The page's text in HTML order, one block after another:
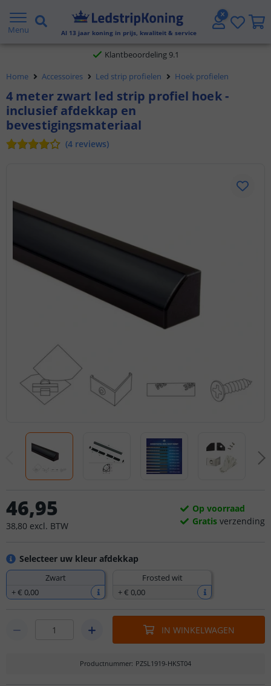
Menu Al 13 jaar koning in prijs, kwaliteit & service
Gratis verzending vanaf € 20,- NL en BE
Klantbeoordeling 9.1
Voor 23:45 uur besteld,morgen in huis
Home Accessoires Led strip profielen Hoek profielen
4 meter zwart led strip profiel hoek -
inclusief afdekkap en
bevestigingsmateriaal
(4 reviews)
Selecteer uw kleur afdekkap
Zwart
+€ 0,00
Frosted wit
+€ 0,00
46,95
38,80 excl. BTW
Op voorraad
Gratis verzending
IN WINKELWAGEN
Productnummer: PZSL1919-HKST04